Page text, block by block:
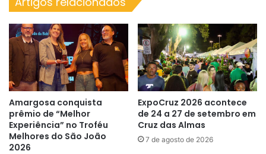
operação
junina
Amargosa conquista
prêmio de “Melhor
Experiência” no Troféu
Melhores do São João
2026
ExpoCruz 2026 acontece
de 24 a 27 de setembro em
Cruz das Almas
7 de agosto de 2026